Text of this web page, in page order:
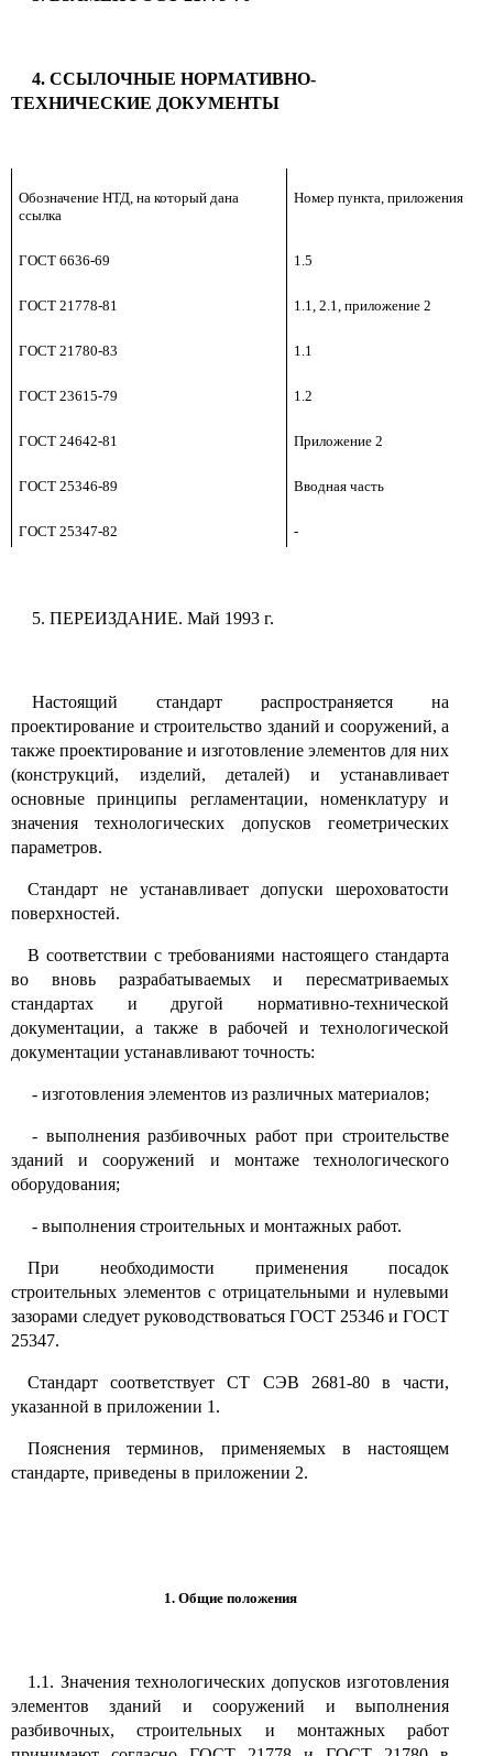
4. ССЫЛОЧНЫЕ НОРМАТИВНО-
ТЕХНИЧЕСКИЕ ДОКУМЕНТЫ
Обозначение НТД, на который дана
ссылка
Номер пункта, приложения
ГОСТ 6636-69 1.5
ГОСТ 21778-81 1.1, 2.1, приложение 2
ГОСТ 21780-83 1.1
ГОСТ 23615-79 1.2
ГОСТ 24642-81 Приложение 2
ГОСТ 25346-89 Вводная часть
ГОСТ 25347-82 -
5. ПЕРЕИЗДАНИЕ. Май 1993 г.
Настоящий стандарт распространяется на
проектирование и строительство зданий и сооружений, а
также проектирование и изготовление элементов для них
(конструкций, изделий, деталей) и устанавливает
основные принципы регламентации, номенклатуру и
значения технологических допусков геометрических
параметров.
Стандарт не устанавливает допуски шероховатости
поверхностей.
В соответствии с требованиями настоящего стандарта
во вновь разрабатываемых и пересматриваемых
стандартах и другой нормативно-технической
документации, а также в рабочей и технологической
документации устанавливают точность:
- изготовления элементов из различных материалов;
- выполнения разбивочных работ при строительстве
зданий и сооружений и монтаже технологического
оборудования;
- выполнения строительных и монтажных работ.
При необходимости применения посадок
строительных элементов с отрицательными и нулевыми
зазорами следует руководствоваться ГОСТ 25346 и ГОСТ
25347.
Стандарт соответствует СТ СЭВ 2681-80 в части,
указанной в приложении 1.
Пояснения терминов, применяемых в настоящем
стандарте, приведены в приложении 2.
1. Общие положения
1.1. Значения технологических допусков изготовления
элементов зданий и сооружений и выполнения
разбивочных, строительных и монтажных работ